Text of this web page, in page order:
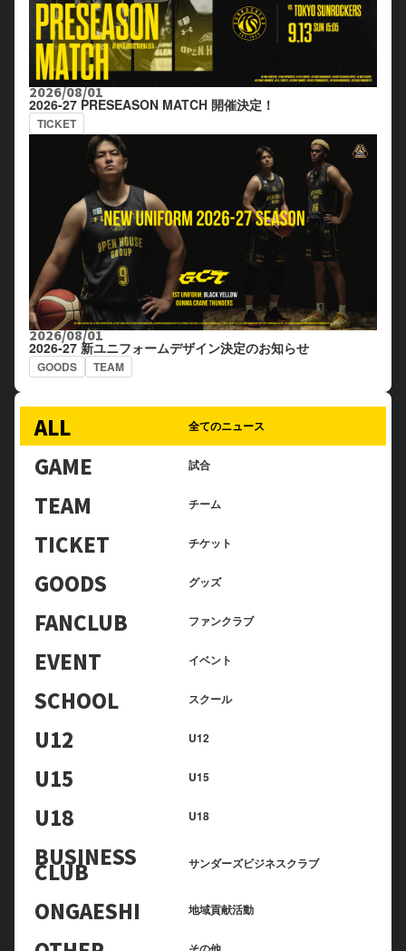
2026/08/01
2026-27 PRESEASON MATCH 開催決定！
TICKET
2026/08/01
2026-27 新ユニフォームデザイン決定のお知らせ
GOODS TEAM
ALL 全てのニュース
GAME 試合
TEAM チーム
TICKET チケット
GOODS グッズ
FANCLUB ファンクラブ
EVENT イベント
SCHOOL スクール
U12 U12
U15 U15
U18 U18
BUSINESS
CLUB サンダーズビジネスクラブ
ONGAESHI 地域貢献活動